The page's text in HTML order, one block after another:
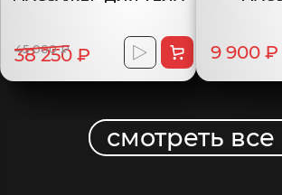
45 000 ₽
38 250 ₽ 9 900 ₽
смотреть все